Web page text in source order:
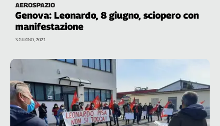
AEROSPAZIO
Genova: Leonardo, 8 giugno, sciopero con
manifestazione
3 GIUGNO, 2021